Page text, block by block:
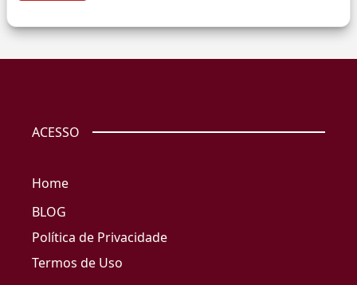
ACESSO
Home
BLOG
Política de Privacidade
Termos de Uso